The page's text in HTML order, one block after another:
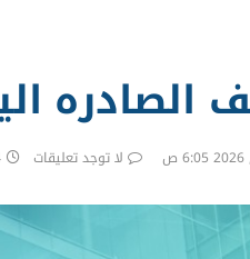
اليوم
لا توجد تعليقات